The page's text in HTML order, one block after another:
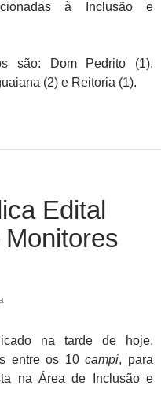
à Inclusão e
são: Dom Pedrito (1),
(2) e Reitoria (1).
Edital
na tarde de hoje,
entre os 10campi, para
na Área de Inclusão e